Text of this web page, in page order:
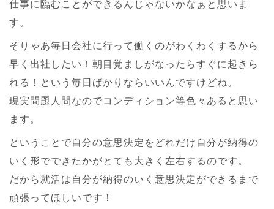
仕事に臨むことができるんじゃないかなぁと思いま
す。
そりゃあ毎日会社に行って働くのがわくわくするから
早く出社したい！朝目覚ましがなったらすぐに起きら
れる！という毎日ばかりならいいんですけどね。
現実問題人間なのでコンディション等色々あると思い
ます。
ということで自分の意思決定をどれだけ自分が納得の
いく形でできたかがとても大きく左右するのです。
だから就活は自分が納得のいく意思決定ができるまで
頑張ってほしいです！